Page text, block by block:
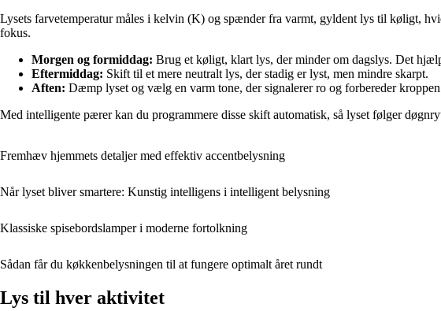
Lysets farvetemperatur måles i kelvin (K) og spænder fra varmt, gyldent lys til køligt,
fokus.
Morgen og formiddag: Brug et køligt, klart lys, der minder om dagslys. Det
Eftermiddag: Skift til et mere neutralt lys, der stadig er lyst, men mindre skarpt.
Aften: Dæmp lyset og vælg en varm tone, der signalerer ro og forbereder
Med intelligente pærer kan du programmere disse skift automatisk, så lyset følger
Fremhæv hjemmets detaljer med effektiv accentbelysning
Når lyset bliver smartere: Kunstig intelligens i intelligent belysning
Klassiske spisebordslamper i moderne fortolkning
Sådan får du køkkenbelysningen til at fungere optimalt året rundt
Lys til hver aktivitet